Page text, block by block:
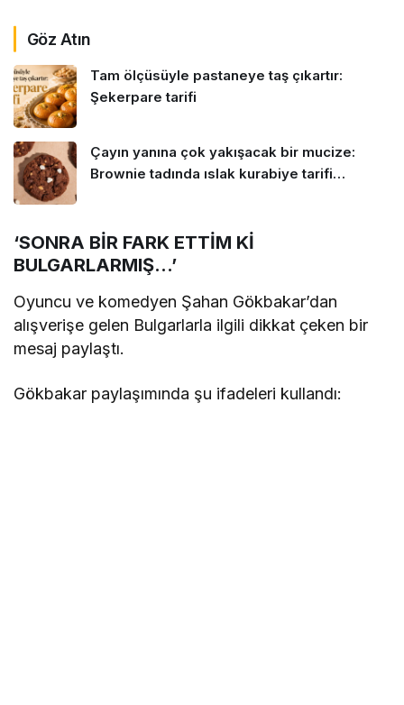
Göz Atın
Tam ölçüsüyle pastaneye taş çıkartır:
Şekerpare tarifi
Çayın yanına çok yakışacak bir mucize:
Brownie tadında ıslak kurabiye tarifi…
‘SONRA BİR FARK ETTİM Kİ
BULGARLARMIŞ…’
Oyuncu ve komedyen Şahan Gökbakar’dan
alışverişe gelen Bulgarlarla ilgili dikkat çeken bir
mesaj paylaştı.
Gökbakar paylaşımında şu ifadeleri kullandı: